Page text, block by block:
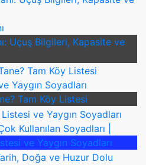
Uçuş Bilgileri, Kapasite ve
Yaygın Soyadları
Tam Köy Listesi
Kullanılan Soyadları |
ve Yaygın Soyadları